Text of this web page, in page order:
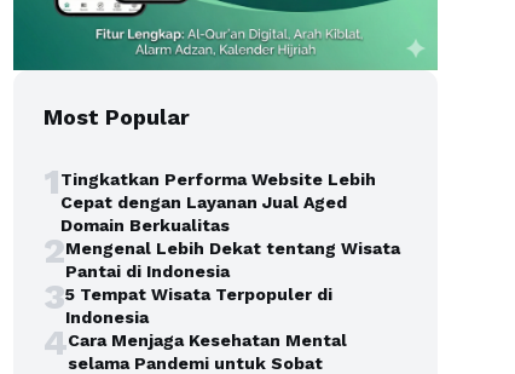
Most Popular
1Tingkatkan Performa Website Lebih
Cepat dengan Layanan Jual Aged
Domain Berkualitas
2Mengenal Lebih Dekat tentang Wisata
Pantai di Indonesia
35 Tempat Wisata Terpopuler di
Indonesia
4Cara Menjaga Kesehatan Mental
selama Pandemi untuk Sobat